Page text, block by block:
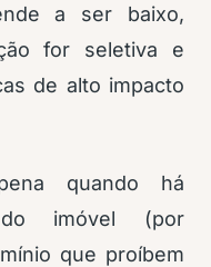
a ser baixo,
for seletiva e
de alto impacto
quando há
do imóvel (por
que proíbem